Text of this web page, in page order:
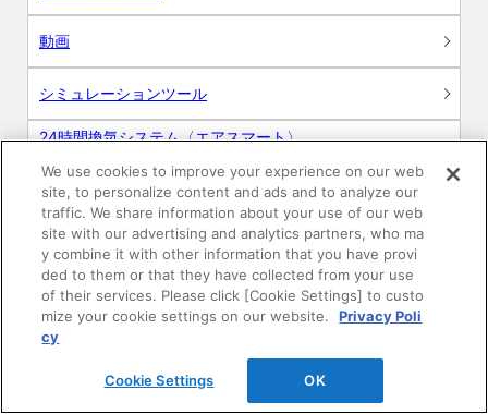
動画
シミュレーションツール
24時間換気システム〈エアスマート〉
R&Dセンター環境測定・分析サービス
商品マスター申し込み
We use cookies to improve your experience on our web
site, to personalize content and ads and to analyze our
traffic. We share information about your use of our web
site with our advertising and analytics partners, who ma
y combine it with other information that you have provi
ded to them or that they have collected from your use
of their services. Please click [Cookie Settings] to custo
mize your cookie settings on our website.
Privacy Poli
cy
Cookie Settings OK